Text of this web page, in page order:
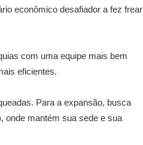
econômico desafiador a fez frear
com uma equipe mais bem
eficientes.
Para a expansão, busca
onde mantém sua sede e sua